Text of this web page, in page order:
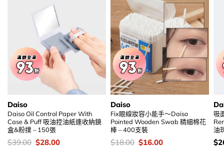
Daiso
Daiso Oil Control Paper With
Case & Puff 吸油控油紙連收納鏡
盒&粉撲 – 150張
價
$39.00 Original
$28.00Current
Daiso
Fix眼線妝容小能手～Daiso
Pointed Wooden Swab 精細棉花
棒 – 400支裝
價
$18.00 Original
$16.00Current
吸
油
價
$